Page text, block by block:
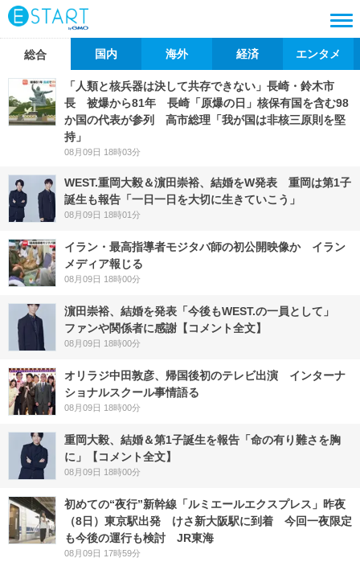
総合 国内 海外 経済 エンタメ
「人類と核兵器は決して共存できない」長崎・鈴木市
長 被爆から81年 長崎「原爆の日」核保有国を含む98
か国の代表が参列 高市総理「我が国は非核三原則を堅
持」
08月09日 18時03分
WEST.重岡大毅＆濵田崇裕、結婚をW発表 重岡は第1子
誕生も報告「一日一日を大切に生きていこう」
08月09日 18時01分
イラン・最高指導者モジタバ師の初公開映像か イラン
メディア報じる
08月09日 18時00分
濵田崇裕、結婚を発表「今後もWEST.の一員として」
ファンや関係者に感謝【コメント全文】
08月09日 18時00分
オリラジ中田敦彦、帰国後初のテレビ出演 インターナ
ショナルスクール事情語る
08月09日 18時00分
重岡大毅、結婚＆第1子誕生を報告「命の有り難さを胸
に」【コメント全文】
08月09日 18時00分
初めての“夜行”新幹線「ルミエールエクスプレス」昨夜
（8日）東京駅出発 けさ新大阪駅に到着 今回一夜限定
も今後の運行も検討 JR東海
08月09日 17時59分